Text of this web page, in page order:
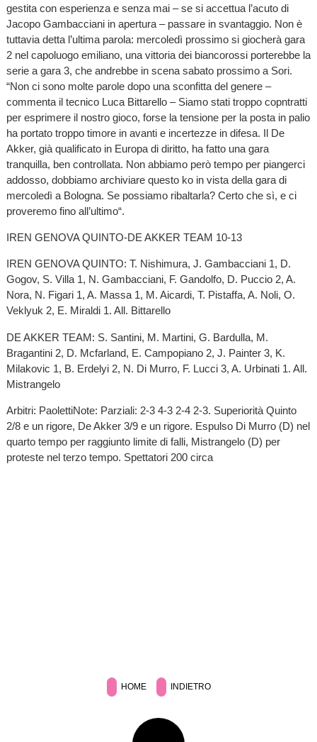
gestita con esperienza e senza mai – se si accettua l’acuto di
Jacopo Gambacciani in apertura – passare in svantaggio. Non è
tuttavia detta l’ultima parola: mercoledì prossimo si giocherà gara
2 nel capoluogo emiliano, una vittoria dei biancorossi porterebbe la
serie a gara 3, che andrebbe in scena sabato prossimo a Sori.
“Non ci sono molte parole dopo una sconfitta del genere –
commenta il tecnico Luca Bittarello – Siamo stati troppo copntratti
per esprimere il nostro gioco, forse la tensione per la posta in palio
ha portato troppo timore in avanti e incertezze in difesa. Il De
Akker, già qualificato in Europa di diritto, ha fatto una gara
tranquilla, ben controllata. Non abbiamo però tempo per piangerci
addosso, dobbiamo archiviare questo ko in vista della gara di
mercoledì a Bologna. Se possiamo ribaltarla? Certo che sì, e ci
proveremo fino all’ultimo“.
IREN GENOVA QUINTO-DE AKKER TEAM 10-13
IREN GENOVA QUINTO: T. Nishimura, J. Gambacciani 1, D.
Gogov, S. Villa 1, N. Gambacciani, F. Gandolfo, D. Puccio 2, A.
Nora, N. Figari 1, A. Massa 1, M. Aicardi, T. Pistaffa, A. Noli, O.
Veklyuk 2, E. Miraldi 1. All. Bittarello
DE AKKER TEAM: S. Santini, M. Martini, G. Bardulla, M.
Bragantini 2, D. Mcfarland, E. Campopiano 2, J. Painter 3, K.
Milakovic 1, B. Erdelyi 2, N. Di Murro, F. Lucci 3, A. Urbinati 1. All.
Mistrangelo
Arbitri: PaolettiNote: Parziali: 2-3 4-3 2-4 2-3. Superiorità Quinto
2/8 e un rigore, De Akker 3/9 e un rigore. Espulso Di Murro (D) nel
quarto tempo per raggiunto limite di falli, Mistrangelo (D) per
proteste nel terzo tempo. Spettatori 200 circa
HOME INDIETRO